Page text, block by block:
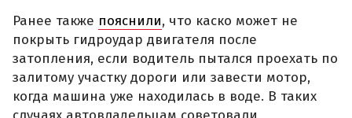
Ранее также пояснили, что каско может не
покрыть гидроудар двигателя после
затопления, если водитель пытался проехать по
залитому участку дороги или завести мотор,
когда машина уже находилась в воде. В таких